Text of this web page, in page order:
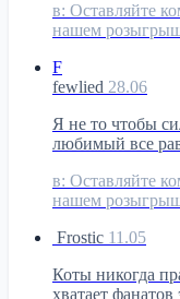
в: Оставляйте
нашем
F
fewlied 28.06
Я не то чтобы
любимый все
в: Оставляйте
нашем
Frostic 11.05
Коты никогда
хватает